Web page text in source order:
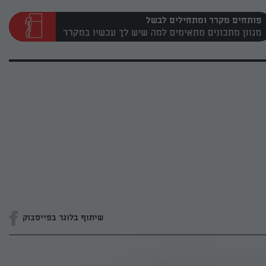
פותחים מקרר ומתחילים לבשל
שיתוף בלוגר בפייסבוק